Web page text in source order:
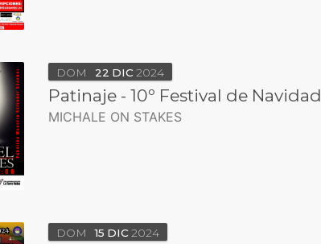
DOM 22 DIC 2024
Patinaje - 10º Festival de Navidad
MICHALE ON STAKES
DOM 15 DIC 2024